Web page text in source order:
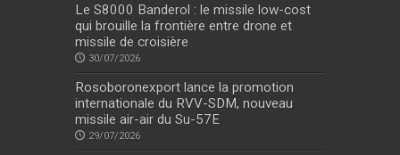
Le S8000 Banderol : le missile low-cost
qui brouille la frontière entre drone et
missile de croisière
30/07/2026
Rosoboronexport lance la promotion
internationale du RVV-SDM, nouveau
missile air-air du Su-57E
29/07/2026